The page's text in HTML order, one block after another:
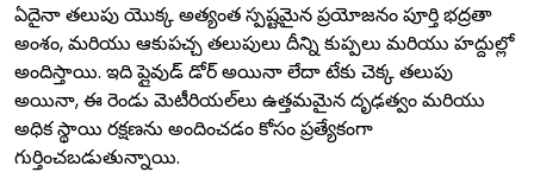
ఏదైనా తలుపు యొక్క అత్యంత స్పష్టమైన ప్రయోజనం పూర్తి భద్రతా
అంశం, మరియు ఆకుపచ్చ తలుపులు దీన్ని కుప్పలు మరియు హద్దుల్లో
అందిస్తాయి. ఇది ప్లైవుడ్ డోర్ అయినా లేదా టేకు చెక్క తలుపు
అయినా, ఈ రెండు మెటీరియల్‌లు ఉత్తమమైన దృఢత్వం మరియు
అధిక స్థాయి రక్షణను అందించడం కోసం ప్రత్యేకంగా
గుర్తించబడుతున్నాయి.